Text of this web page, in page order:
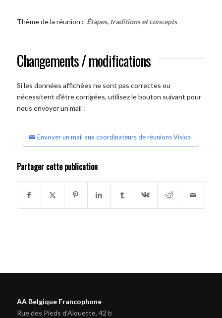
Thème de la réunion : Étapes, traditions et concepts
Changements / modifications
Si les données affichées ne sont pas correctes ou
nécessitent d'être corrigées, utilisez le bouton suivant pour
nous envoyer un mail :
Envoyer un mail aux coordinateurs de réunions Visios
Partager cette publication
AA Belgique Francophone
Rue des Pieds d'Alouette, 42 b